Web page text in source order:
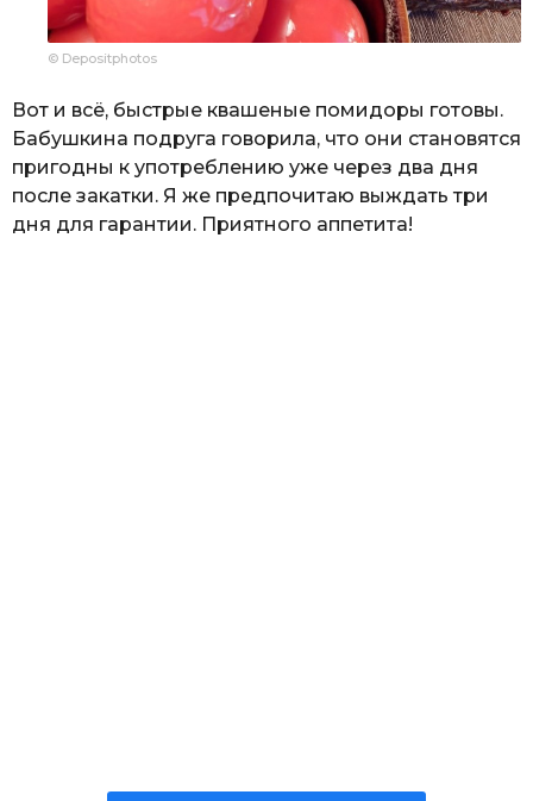
© Depositphotos
Вот и всё, быстрые квашеные помидоры готовы.
Бабушкина подруга говорила, что они становятся
пригодны к употреблению уже через два дня
после закатки. Я же предпочитаю выждать три
дня для гарантии. Приятного аппетита!